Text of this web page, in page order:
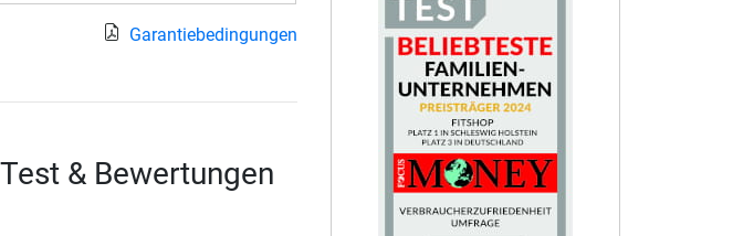
Garantiebedingungen
& Bewertungen